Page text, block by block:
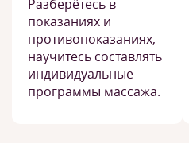
Разберётесь в
показаниях и
противопоказаниях,
научитесь составлять
индивидуальные
программы массажа.